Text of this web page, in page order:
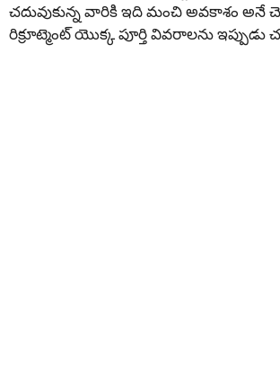
చదువుకున్న వారికి ఇది మంచి అవకాశం అనే
రిక్రూట్మెంట్ యొక్క పూర్తి వివరాలను ఇప్పుడు